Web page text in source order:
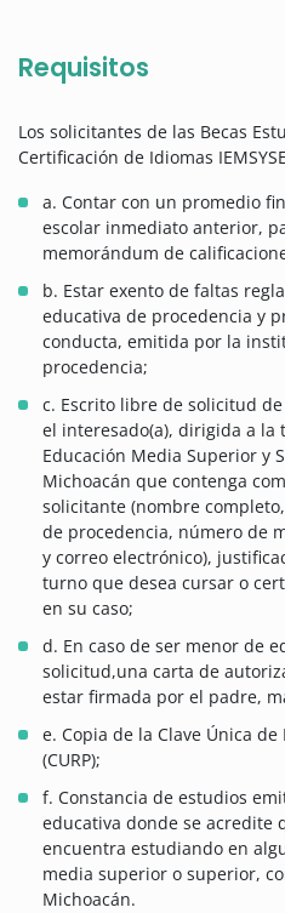
Requisitos
Los solicitantes de las Becas
Certificación de Idiomas
a. Contar con un promedio
escolar inmediato anterior,
memorándum de
b. Estar exento de faltas
educativa de procedencia y
conducta, emitida por la
procedencia;
c. Escrito libre de solicitud
el interesado(a), dirigida a
Educación Media Superior y
Michoacán que contenga
solicitante (nombre
de procedencia, número de
y correo electrónico),
turno que desea cursar o
en su caso;
d. En caso de ser menor de
solicitud,una carta de
estar firmada por el padre,
e. Copia de la Clave Única
(CURP);
f. Constancia de estudios
educativa donde se acredite
encuentra estudiando en
media superior o superior,
Michoacán.